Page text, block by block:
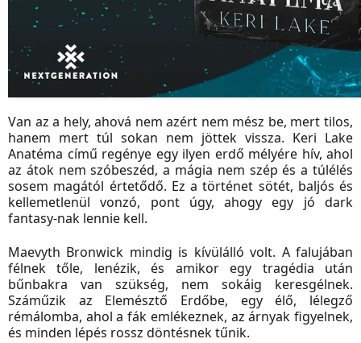
Van az a hely, ahová nem azért nem mész be, mert tilos,
hanem mert túl sokan nem jöttek vissza. Keri Lake
Anatéma című regénye egy ilyen erdő mélyére hív, ahol
az átok nem szóbeszéd, a mágia nem szép és a túlélés
sosem magától értetődő. Ez a történet sötét, baljós és
kellemetlenül vonzó, pont úgy, ahogy egy jó dark
fantasy-nak lennie kell.
Maevyth Bronwick mindig is kívülálló volt. A falujában
félnek tőle, lenézik, és amikor egy tragédia után
bűnbakra van szükség, nem sokáig keresgélnek.
Száműzik az Elemésztő Erdőbe, egy élő, lélegző
rémálomba, ahol a fák emlékeznek, az árnyak figyelnek,
és minden lépés rossz döntésnek tűnik.